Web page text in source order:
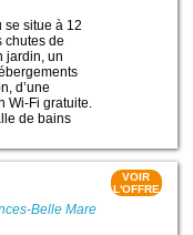
se situe à 12
chutes de
jardin, un
d’une
Wi-Fi gratuite.
de bains
Belle Mare
VOIR
L'OFFRE